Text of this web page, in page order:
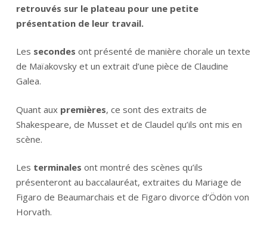
retrouvés sur le plateau pour une petite
présentation de leur travail.
Les secondes ont présenté de manière chorale un texte
de Maïakovsky et un extrait d’une pièce de Claudine
Galea.
Quant aux premières, ce sont des extraits de
Shakespeare, de Musset et de Claudel qu’ils ont mis en
scène.
Les terminales ont montré des scènes qu’ils
présenteront au baccalauréat, extraites du Mariage de
Figaro de Beaumarchais et de Figaro divorce d’Ödön von
Horvath.